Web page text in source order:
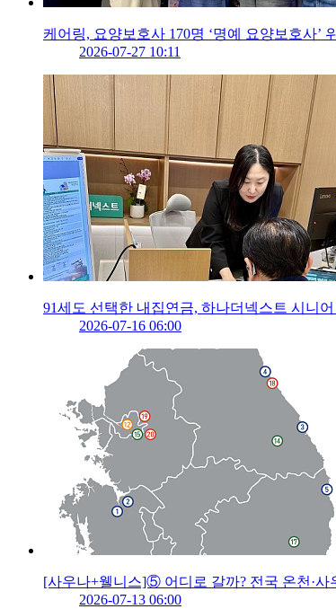
케어링, 요양보호사 170명 ‘명예 요양보호사’
2026-07-27 10:11
91세도 선택한 내집연금, 하나더넥스트 시니
2026-07-16 06:00
[사우나+웰니스]⑤ 어디로 갈까? 전국 온천·사
2026-07-13 06:00